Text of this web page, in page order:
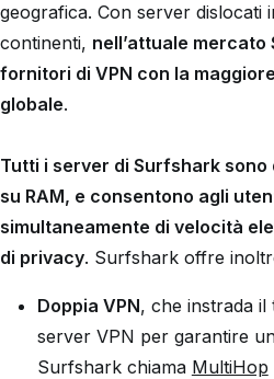
geografica. Con server dislocati
continenti, nell’attuale mercato
fornitori di VPN con la
globale.
Tutti i server di Surfshark sono
su RAM, e consentono agli
simultaneamente di velocità
di privacy. Surfshark offre
Doppia VPN, che instrada
server VPN per garantire
Surfshark chiama MultiHop